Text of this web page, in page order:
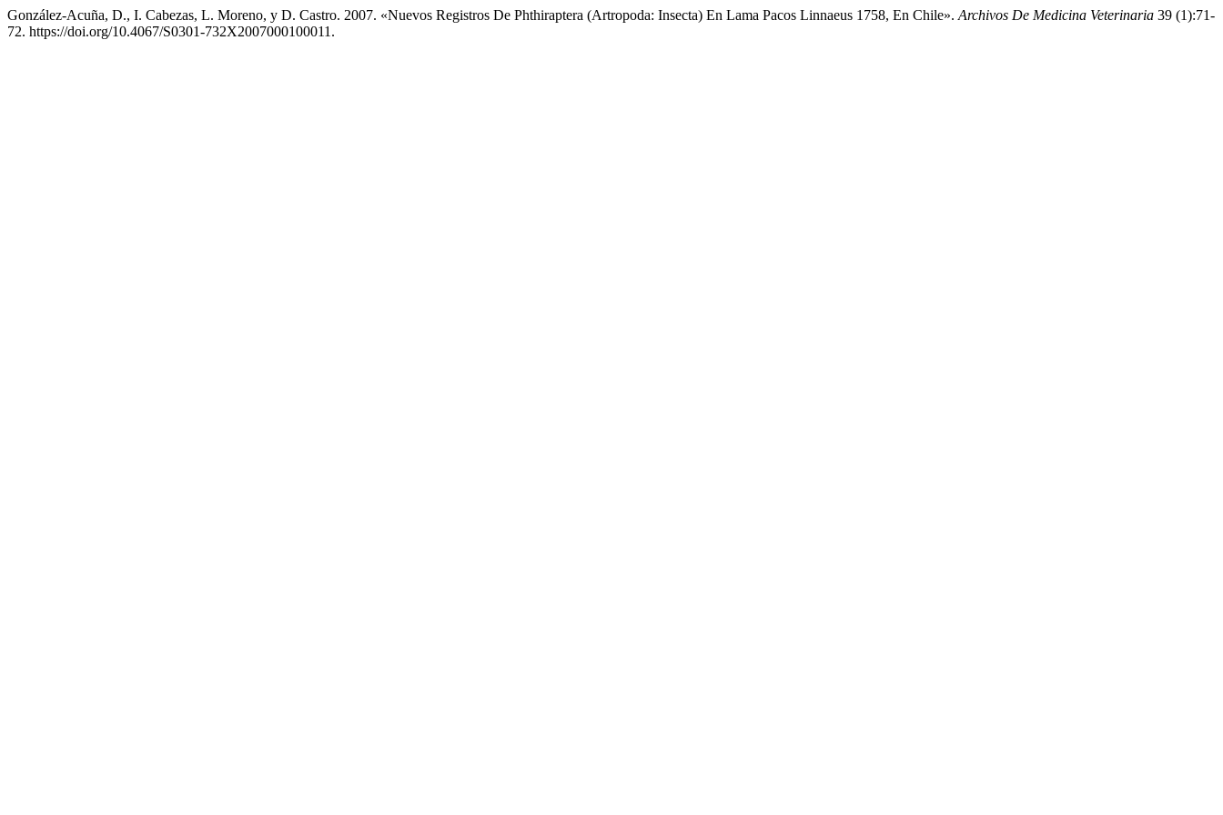
González-Acuña, D., I. Cabezas, L. Moreno, y D. Castro. 2007. «Nuevos Registros De Phthiraptera (Artropoda: Insecta) En Lama Pacos Linnaeus 1758, En Chile». Archivos De Medicina Veterinaria 39 (1):71-
72. https://doi.org/10.4067/S0301-732X2007000100011.